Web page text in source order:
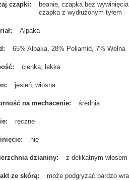
czapki beanie czapka bez wywinięcia
czapka z wydłużonym tyłem
Alpaka
65% Alpaka, 28% Poliamid, 7% Wełna
cienka, lekka
jesień wiosna
na mechacenie średnia
ręczne
nie
dzianiny z delikatnym włosem
ze skórą może podgryzać bardzo